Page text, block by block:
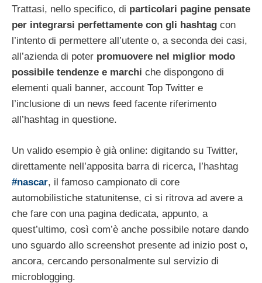
Trattasi, nello specifico, di particolari pagine pensate
per integrarsi perfettamente con gli hashtag con
l’intento di permettere all’utente o, a seconda dei casi,
all’azienda di poter promuovere nel miglior modo
possibile tendenze e marchi che dispongono di
elementi quali banner, account Top Twitter e
l’inclusione di un news feed facente riferimento
all’hashtag in questione.
Un valido esempio è già online: digitando su Twitter,
direttamente nell’apposita barra di ricerca, l’hashtag
#nascar, il famoso campionato di core
automobilistiche statunitense, ci si ritrova ad avere a
che fare con una pagina dedicata, appunto, a
quest’ultimo, così com’è anche possibile notare dando
uno sguardo allo screenshot presente ad inizio post o,
ancora, cercando personalmente sul servizio di
microblogging.